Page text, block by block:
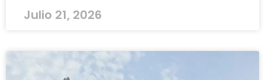
Julio 21, 2026